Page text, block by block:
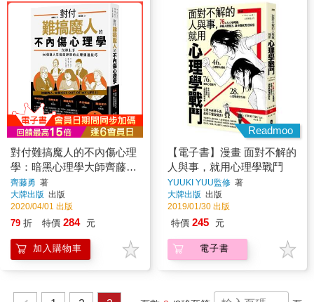
對付難搞魔人的不內傷心理
學：暗黑心理學大師齊藤勇
親授 64個讓人生瞬間舒爽
的心理溝通技巧
齊藤勇 著
大牌出版 出版
2020/04/01 出版
79 折 特價 284 元
加入購物車
Readmoo
【電子書】漫畫 面對不解的
人與事，就用心理學戰鬥
YUUKI YUU監修 著
大牌出版 出版
2019/01/30 出版
特價 245 元
電子書